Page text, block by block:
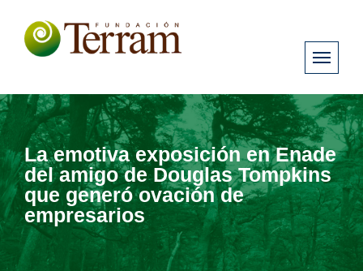
La emotiva exposición en Enade
del amigo de Douglas Tompkins
que generó ovación de
empresarios